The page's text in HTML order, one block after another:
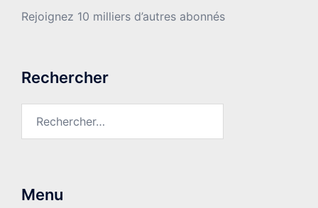
Rejoignez 10 milliers d’autres abonnés
Rechercher
Menu